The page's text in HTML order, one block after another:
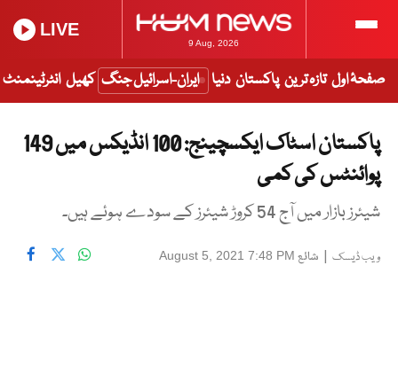
9 Aug, 2026
LIVE
صفحۂ اول تازہ ترین پاکستان دنیا ایران-اسرائیل جنگ کھیل انٹرٹینمنٹ
پاکستان اسٹاک ایکسچینج: 100 انڈیکس میں 149
پوائنٹس کی کمی
شیئرز بازار میں آج 54 کروڑ شیئرز کے سودے ہوئے ہیں۔
ویب ڈیسک | شائع August 5, 2021 7:48 PM